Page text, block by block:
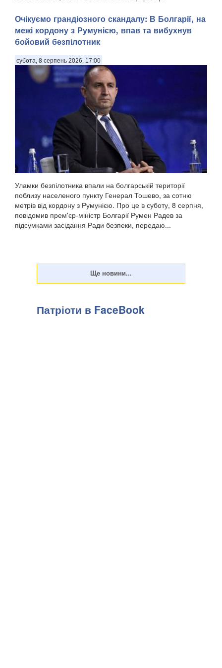
Очікуємо грандіозного скандалу: В Болгарії, на
межі кордону з Румунією, впав та вибухнув
бойовий безпілотник
субота, 8 серпень 2026, 17:00
Уламки безпілотника впали на болгарській території
поблизу населеного пункту Генерал Тошево, за сотню
метрів від кордону з Румунією. Про це в суботу, 8 серпня,
повідомив прем'єр-міністр Болгарії Румен Радев за
підсумками засідання Ради безпеки, передаю...
Патріоти в FaceBook